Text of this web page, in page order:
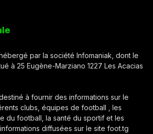
par la société Infomaniak, dont le
à 25 Eugène-Marziano 1227 Les Acacias
à fournir des informations sur le
clubs, équipes de football , les
du football, la santé du sportif et les
diffusées sur le site foot.tg